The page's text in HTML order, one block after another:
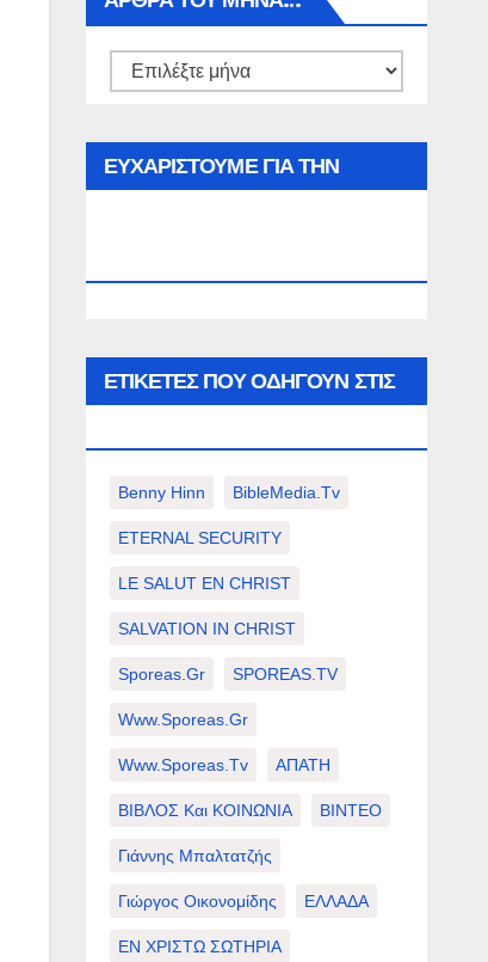
Αρθρα
μήνα…
ΕΥΧΑΡΙΣΤΟΥΜΕ ΓΙΑ ΤΗΝ
ΕΤΙΚΈΤΕΣ ΠΟΥ ΟΔΗΓΟΎΝ ΣΤΙΣ
Benny Hinn BibleMedia.tv
ETERNAL SECURITY
LE SALUT EN CHRIST
SALVATION IN CHRIST
Sporeas.gr SPOREAS.TV
Www.sporeas.gr
Www.sporeas.tv ΑΠΑΤΗ
ΒΙΒΛΟΣ Και ΚΟΙΝΩΝΙΑ ΒΙΝΤΕΟ
Γιάννης Μπαλτατζής
Γιώργος Οικονομίδης ΕΛΛΑΔΑ
ΕΝ ΧΡΙΣΤΩ ΣΩΤΗΡΙΑ